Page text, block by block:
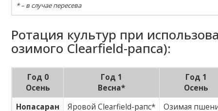
* – в случае пересева
Ротация культур при
озимого Clearfield-рапса):
Год 0
Осень
Год 1
Весна*
Год 1
Осень
Нопасаран
Яровой Clearfield-рапс*
Озимая